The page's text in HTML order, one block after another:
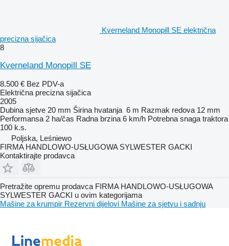
Kverneland Monopill SE električna
precizna sijačica
8
Kverneland Monopill SE
8.500 € Bez PDV-a
Električna precizna sijačica
2005
Dubina sjetve 20 mm Širina hvatanja 6 m Razmak redova 12 mm
Performansa 2 ha/čas Radna brzina 6 km/h Potrebna snaga traktora
100 k.s.
Poljska, Leśniewo
FIRMA HANDLOWO-USŁUGOWA SYLWESTER GACKI
Kontaktirajte prodavca
Pretražite opremu prodavca FIRMA HANDLOWO-USŁUGOWA
SYLWESTER GACKI u ovim kategorijama
Mašine za krumpir Rezervni dijelovi Mašine za sjetvu i sadnju